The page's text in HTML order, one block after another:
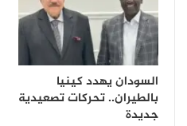
السودان يهدد كينيا
بالطيران.. تحركات تصعيدية
جديدة